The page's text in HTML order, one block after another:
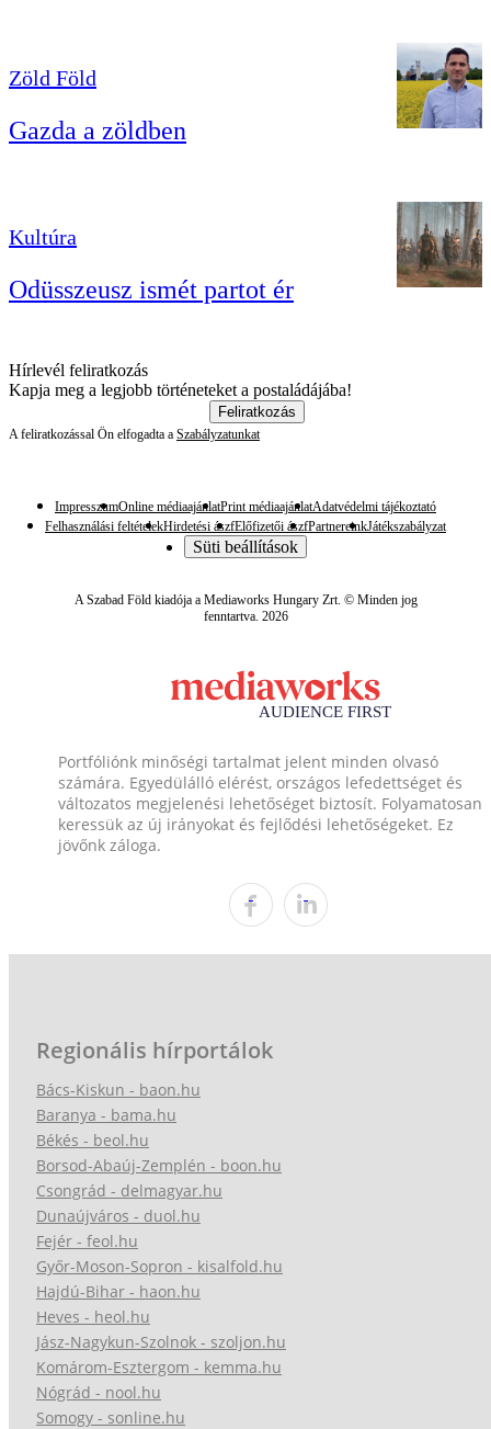
Zöld Föld
Gazda a zöldben
Kultúra
Odüsszeusz ismét partot ér
Hírlevél feliratkozás
Kapja meg a legjobb történeteket a postaládájába!
Feliratkozás
A feliratkozással Ön elfogadta a Szabályzatunkat
ImpresszumOnline médiaajánlatPrint médiaajánlatAdatvédelmi tájékoztató
Felhasználási feltételekHirdetési ászfElőfizetői ászfPartnereinkJátékszabályzat
Süti beállítások
A Szabad Föld kiadója a Mediaworks Hungary Zrt. © Minden jog
fenntartva. 2026
Portfóliónk minőségi tartalmat jelent minden olvasó
számára. Egyedülálló elérést, országos lefedettséget és
változatos megjelenési lehetőséget biztosít. Folyamatosan
keressük az új irányokat és fejlődési lehetőségeket. Ez
jövőnk záloga.
Regionális hírportálok
Bács-Kiskun - baon.hu
Baranya - bama.hu
Békés - beol.hu
Borsod-Abaúj-Zemplén - boon.hu
Csongrád - delmagyar.hu
Dunaújváros - duol.hu
Fejér - feol.hu
Győr-Moson-Sopron - kisalfold.hu
Hajdú-Bihar - haon.hu
Heves - heol.hu
Jász-Nagykun-Szolnok - szoljon.hu
Komárom-Esztergom - kemma.hu
Nógrád - nool.hu
Somogy - sonline.hu